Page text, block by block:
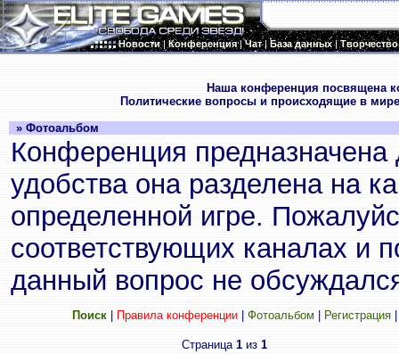
Новости|Конференция|Чат|База данных|Творчество
Наша конференция посвящена
Политические вопросы и происходящие в
» Фотоальбом
Конференция
удобства она разделена на
определенной игре.
соответствующих каналах и
данный вопрос не
Поиск| Правила конференции| Фотоальбом Регистрация
Страница 1 из 1